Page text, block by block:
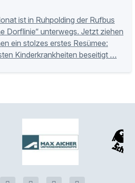
ist in Ruhpolding der Rufbus
Dorflinie“ unterwegs. Jetzt ziehen
ein stolzes erstes Resümee:
Kinderkrankheiten beseitigt …